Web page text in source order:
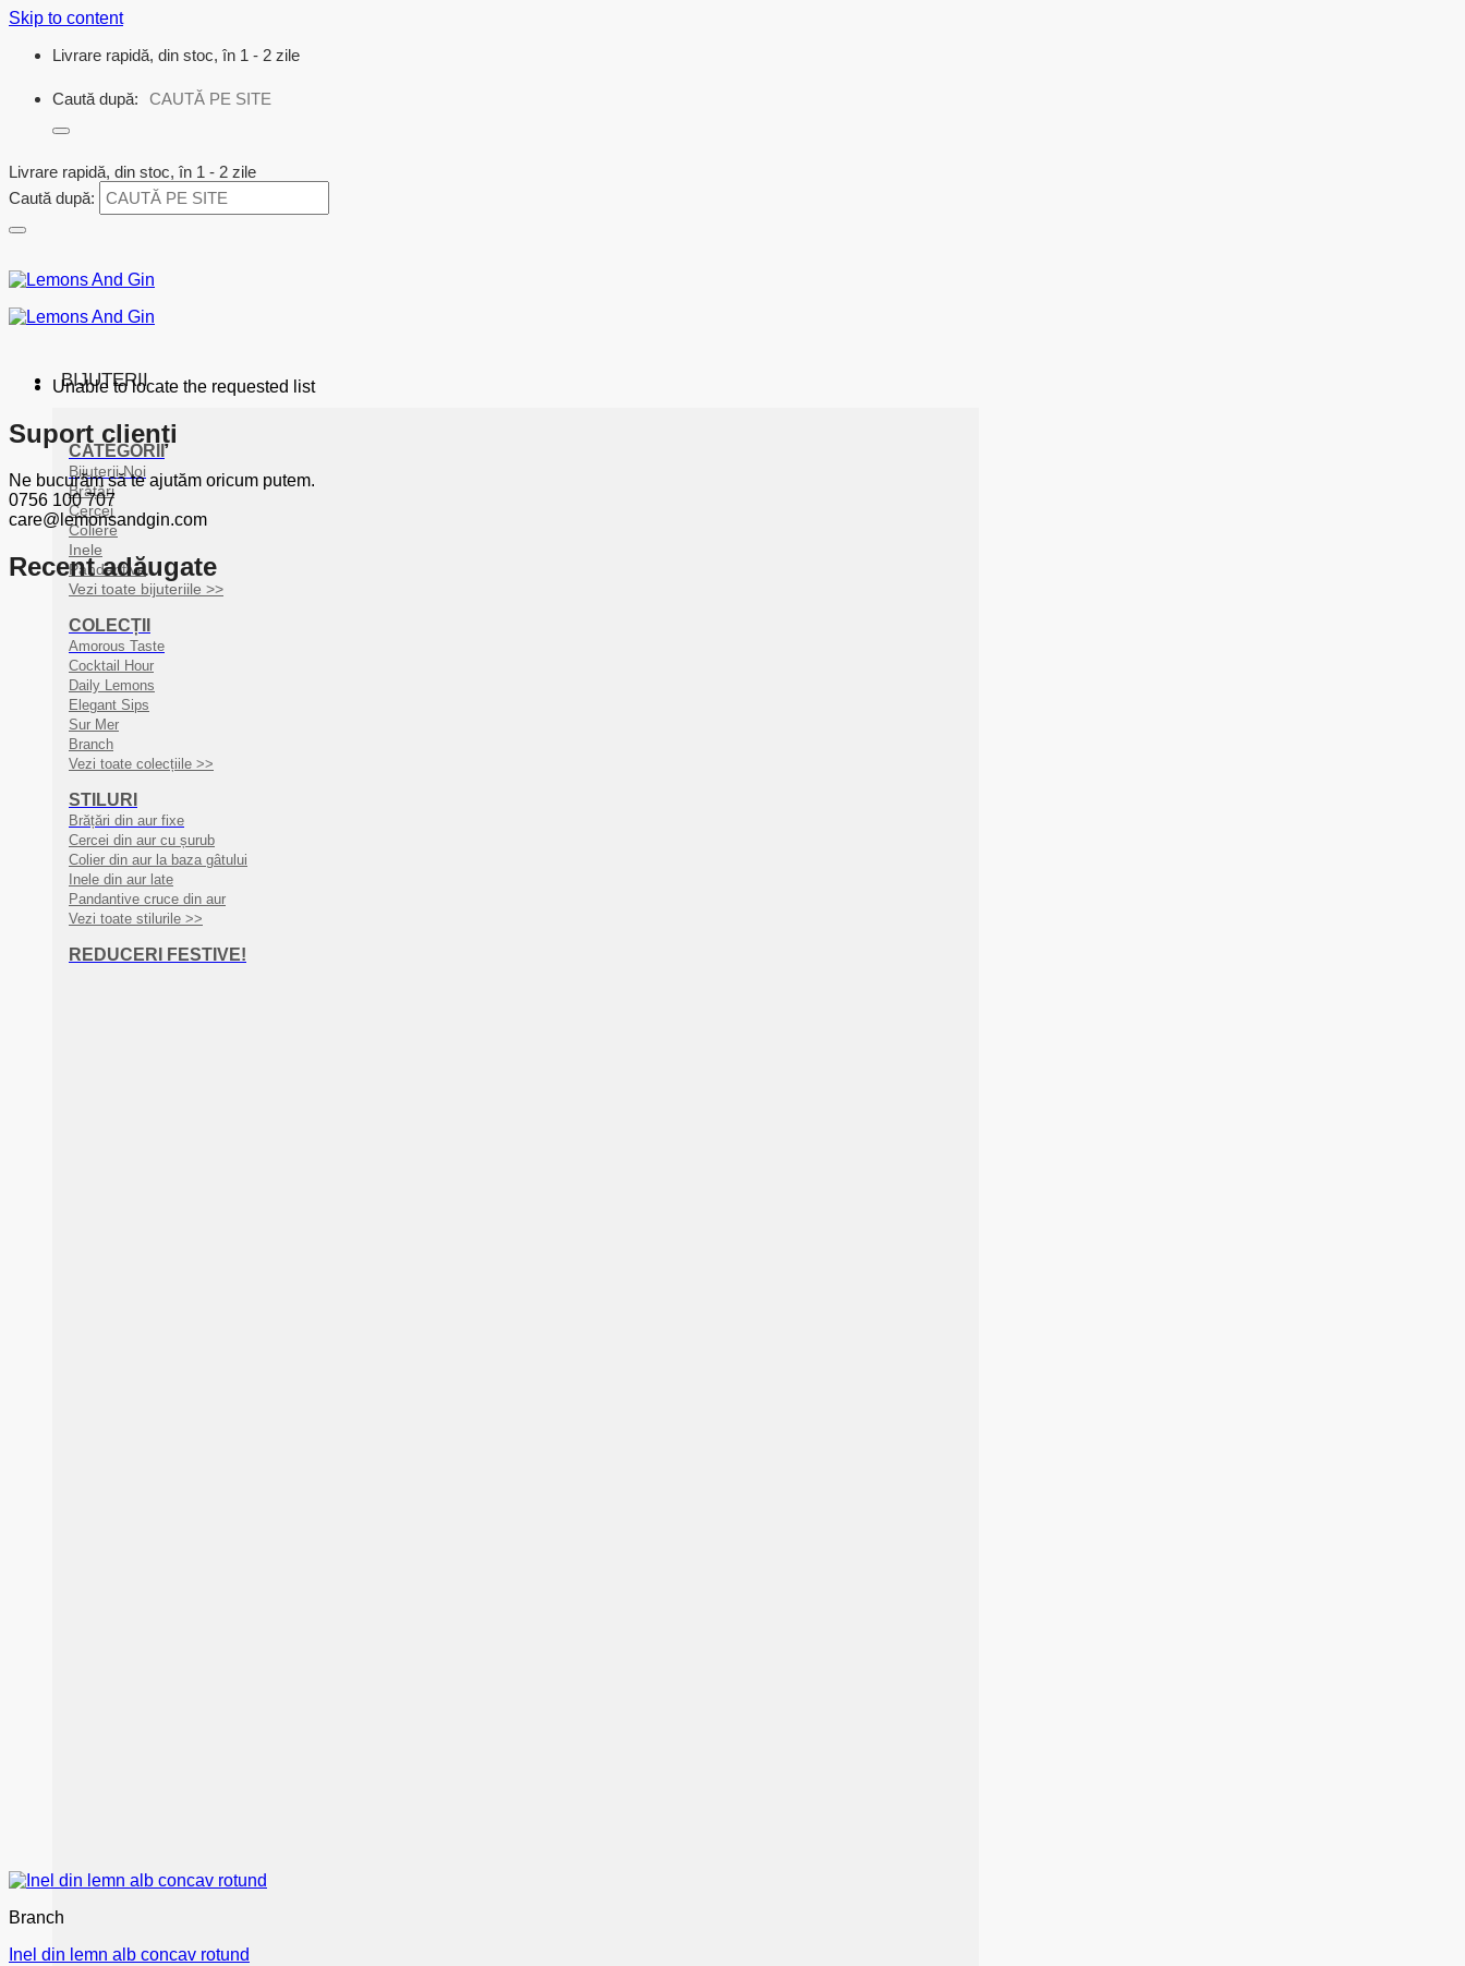
Skip to content
Livrare rapidă, din stoc, în 1 - 2 zile
Caută după:
Livrare rapidă, din stoc, în 1 - 2 zile
Caută după:
BIJUTERII
CATEGORII
Bijuterii Noi
Brățări
Cercei
Coliere
Inele
Pandantive
Vezi toate bijuteriile >>
COLECȚII
Amorous Taste
Cocktail Hour
Daily Lemons
Elegant Sips
Sur Mer
Branch
Vezi toate colecțiile >>
STILURI
Brățări din aur fixe
Cercei din aur cu șurub
Colier din aur la baza gâtului
Inele din aur late
Pandantive cruce din aur
Vezi toate stilurile >>
REDUCERI FESTIVE!
Unable to locate the requested list
Suport clienți
Ne bucurăm să te ajutăm oricum putem.
0756 100 707
care@lemonsandgin.com
Recent adăugate
Branch
Inel din lemn alb concav rotund